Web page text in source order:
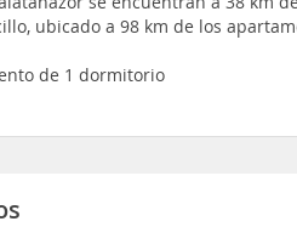
ubicado a 98 km de los
de 1 dormitorio